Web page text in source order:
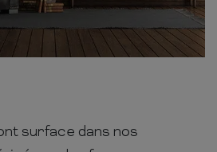
surface dans nos